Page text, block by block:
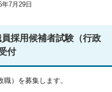
7月29日
採用候補者試験（行政
付
）を募集します。